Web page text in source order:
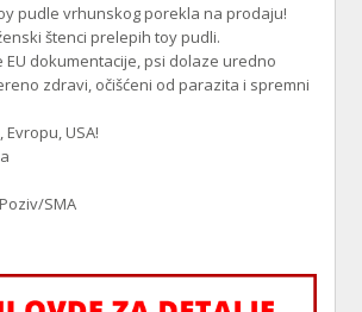
pudle vrhunskog porekla na prodaju!
štenci prelepih toy pudli.
EU dokumentacije, psi dolaze uredno
zdravi, očišćeni od parazita i spremni
Evropu, USA!
SMA